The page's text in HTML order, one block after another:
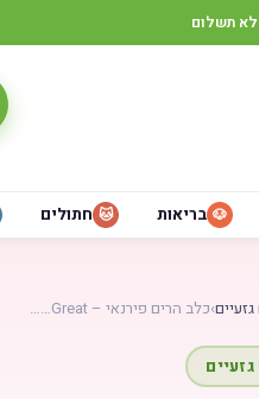
תשלום
🐶 בריאות 🐱 חתולים
›כלב הרים פירנאי – Great……